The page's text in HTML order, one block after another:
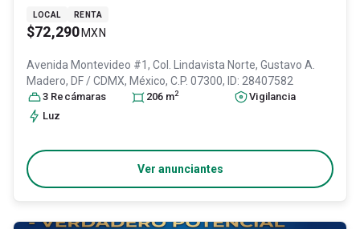
LOCAL RENTA
$72,290 MXN
Avenida Montevideo #1, Col. Lindavista Norte, Gustavo A.
Madero, DF / CDMX, México, C.P. 07300, ID: 28407582
3 Recámaras 206 m2
Vigilancia
Luz
Ver anunciantes